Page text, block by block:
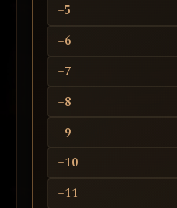
+5
+6
+7
+8
+9
+10
+11